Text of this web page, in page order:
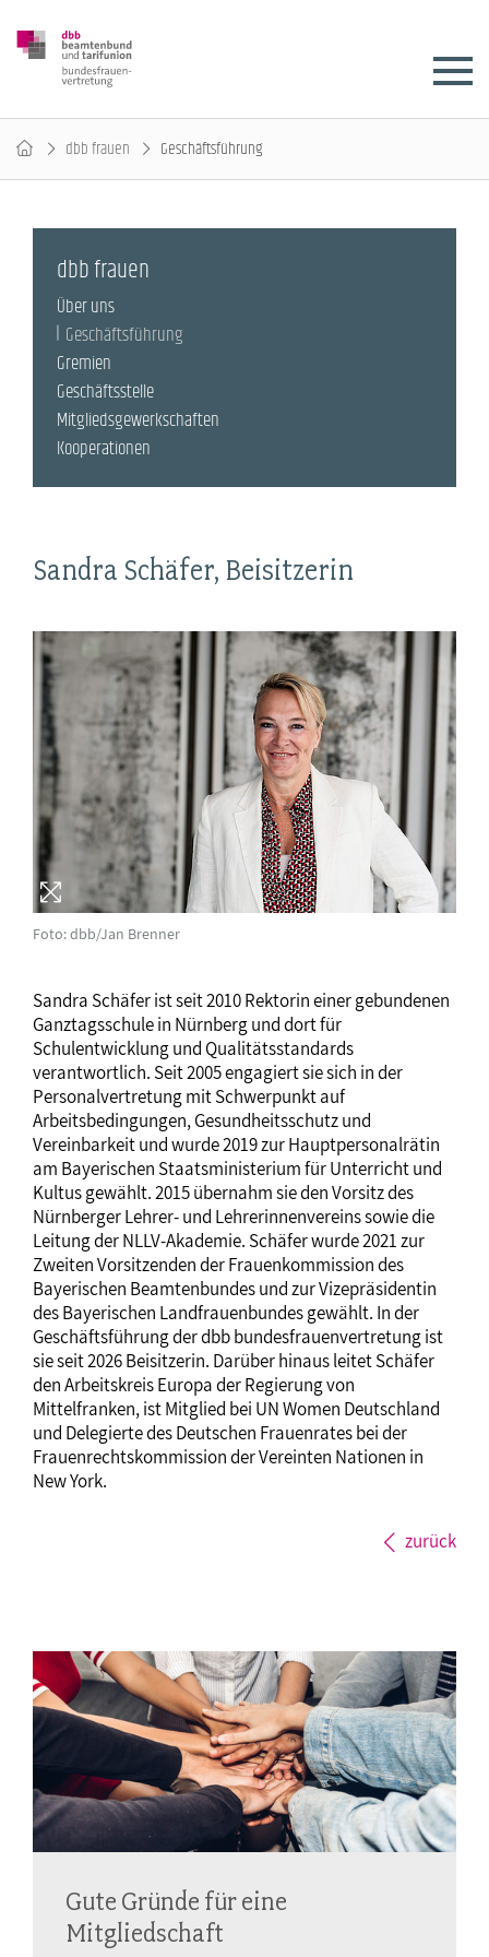
dbb frauen Geschäftsführung
Sandra Schäfer, Beisitzerin
Foto: dbb/Jan Brenner
Sandra Schäfer ist seit 2010 Rektorin einer gebundenen
Ganztagsschule in Nürnberg und dort für
Schulentwicklung und Qualitätsstandards
verantwortlich. Seit 2005 engagiert sie sich in der
Personalvertretung mit Schwerpunkt auf
Arbeitsbedingungen, Gesundheitsschutz und
Vereinbarkeit und wurde 2019 zur Hauptpersonalrätin
am Bayerischen Staatsministerium für Unterricht und
Kultus gewählt. 2015 übernahm sie den Vorsitz des
Nürnberger Lehrer- und Lehrerinnenvereins sowie die
Leitung der NLLV-Akademie. Schäfer wurde 2021 zur
Zweiten Vorsitzenden der Frauenkommission des
Bayerischen Beamtenbundes und zur Vizepräsidentin
des Bayerischen Landfrauenbundes gewählt. In der
Geschäftsführung der dbb bundesfrauenvertretung ist
sie seit 2026 Beisitzerin. Darüber hinaus leitet Schäfer
den Arbeitskreis Europa der Regierung von
Mittelfranken, ist Mitglied bei UN Women Deutschland
und Delegierte des Deutschen Frauenrates bei der
Frauenrechtskommission der Vereinten Nationen in
New York.
zurück
dbb frauen
Über uns
Geschäftsführung
Gremien
Geschäftsstelle
Mitgliedsgewerkschaften
Kooperationen
Gute Gründe für eine
Mitgliedschaft